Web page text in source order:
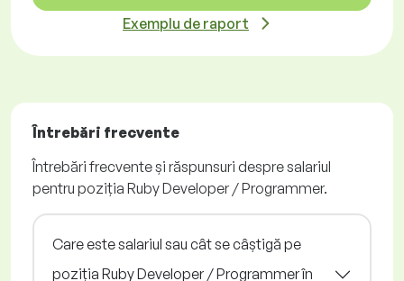
Exemplu de raport
Întrebări frecvente
Întrebări frecvente și răspunsuri despre salariul
pentru poziția Ruby Developer / Programmer.
Care este salariul sau cât se câștigă pe
poziția Ruby Developer / Programmer în